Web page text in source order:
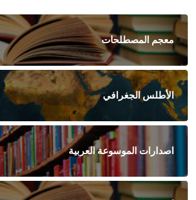
معجم المصطلحات
الأطلس الجغرافي
اصدارات الموسوعة العربية